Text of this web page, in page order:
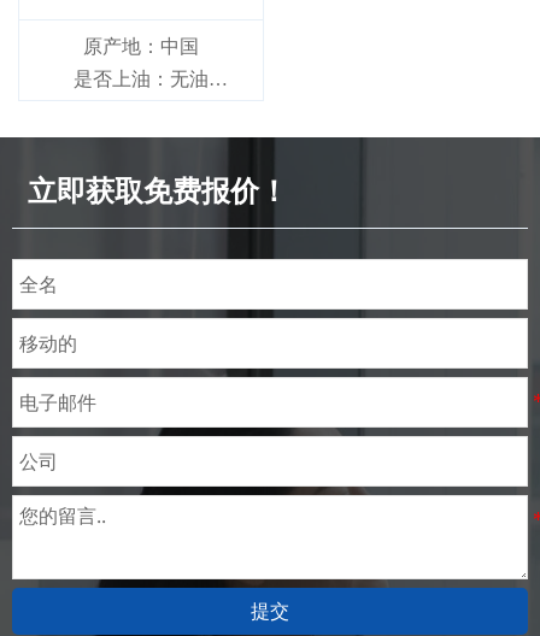
原产地：中国
是否上油：无油
立即获取免费报价！
提交